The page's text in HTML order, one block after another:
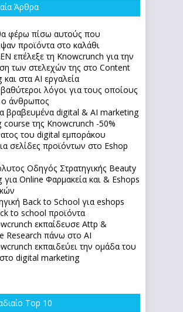
Άρθρα
φέρω πίσω αυτούς που
προϊόντα στο καλάθι
επέλεξε τη Knowcrunch για την
των στελεχών της στο Content
στα AI εργαλεία
λόγοι για τους οποίους
ο άνθρωπος
βραβευμένα digital & AI marketing
course της Knowcrunch -50%
του digital εμποράκου
σελίδες προϊόντων στο Eshop
Οδηγός Στρατηγικής Beauty
Online Φαρμακεία και & Eshops
Back to School για eshops
to school προϊόντα
εκπαίδευσε Attp &
Research πάνω στο ΑΙ
εκπαιδεύει την ομάδα του
digital marketing
Top 10